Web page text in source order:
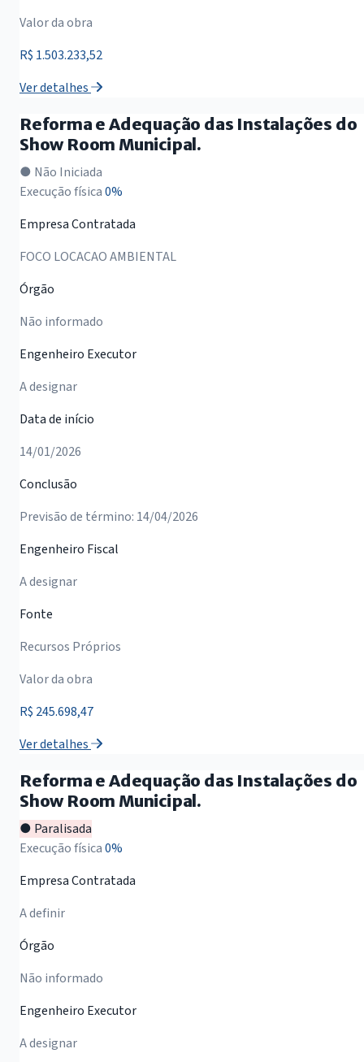
Valor da obra
R$ 1.503.233,52
Ver detalhes
Reforma e Adequação das Instalações do
Show Room Municipal.
● Não Iniciada
Execução física0%
Empresa Contratada
FOCO LOCACAO AMBIENTAL
Órgão
Não informado
Engenheiro Executor
A designar
Data de início
14/01/2026
Conclusão
Previsão de término: 14/04/2026
Engenheiro Fiscal
A designar
Fonte
Recursos Próprios
Valor da obra
R$ 245.698,47
Ver detalhes
Reforma e Adequação das Instalações do
Show Room Municipal.
● Paralisada
Execução física0%
Empresa Contratada
A definir
Órgão
Não informado
Engenheiro Executor
A designar